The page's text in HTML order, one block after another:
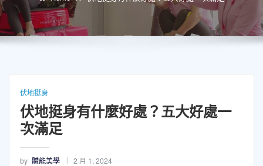
伏地挺身
伏地挺身有什麼好處？五大好處一
次滿足
by 體能美學 2 月 1, 2024